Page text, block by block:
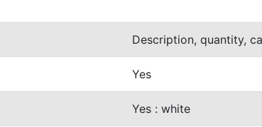
Description, quantity,
Yes
Yes : white